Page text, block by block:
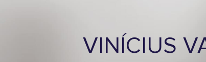
VINÍCIUS